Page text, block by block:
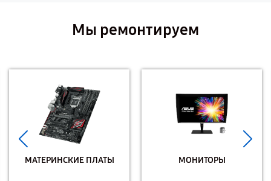
Мы ремонтируем
МАТЕРИНСКИЕ ПЛАТЫ МОНИТОРЫ